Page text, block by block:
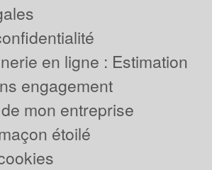
en ligne : Estimation
engagement
mon entreprise
étoilé